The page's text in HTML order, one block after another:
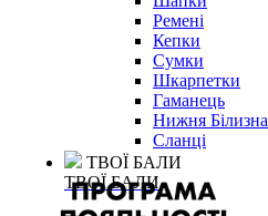
Ремені
Кепки
Сумки
Шкарпетки
Гаманець
Нижня Білизна
Сланці
ТВОЇ БАЛИ
ТВОЇ БАЛИ